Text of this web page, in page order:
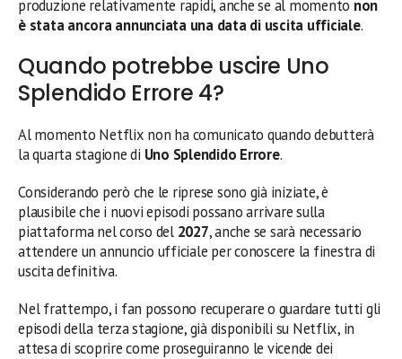
produzione relativamente rapidi, anche se al momento non
è stata ancora annunciata una data di uscita ufficiale.
Quando potrebbe uscire Uno
Splendido Errore 4?
Al momento Netflix non ha comunicato quando debutterà
la quarta stagione di Uno Splendido Errore.
Considerando però che le riprese sono già iniziate, è
plausibile che i nuovi episodi possano arrivare sulla
piattaforma nel corso del 2027, anche se sarà necessario
attendere un annuncio ufficiale per conoscere la finestra di
uscita definitiva.
Nel frattempo, i fan possono recuperare o guardare tutti gli
episodi della terza stagione, già disponibili su Netflix, in
attesa di scoprire come proseguiranno le vicende dei